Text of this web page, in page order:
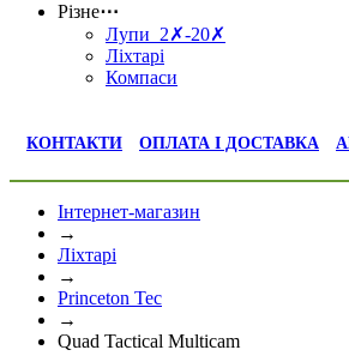
Різне⋯
Лупи 2✗-20✗
Ліхтарі
Компаси
КОНТАКТИ ОПЛАТА І ДОСТАВКА
Інтернет-магазин
→
Ліхтарі
→
Princeton Tec
→
Quad Tactical Multicam